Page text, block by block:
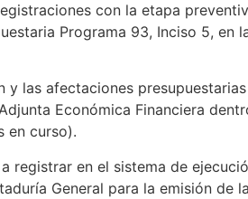
con la etapa
Programa 93, Inciso 5, en
y las afectaciones presupuestarias
Económica Financiera
en curso).
registrar en el sistema de
General para la emisión de la